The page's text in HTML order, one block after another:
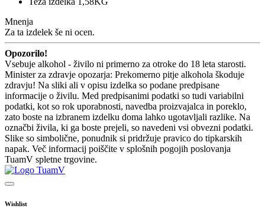
Mnenja
Za ta izdelek še ni ocen.
Opozorilo!
Vsebuje alkohol - živilo ni primerno za otroke do 18 leta starosti.
Minister za zdravje opozarja: Prekomerno pitje alkohola škoduje
zdravju! Na sliki ali v opisu izdelka so podane predpisane
informacije o živilu. Med predpisanimi podatki so tudi variabilni
podatki, kot so rok uporabnosti, navedba proizvajalca in poreklo,
zato boste na izbranem izdelku doma lahko ugotavljali razlike. Na
označbi živila, ki ga boste prejeli, so navedeni vsi obvezni podatki.
Slike so simbolične, ponudnik si pridržuje pravico do tipkarskih
napak. Več informacij poiščite v splošnih pogojih poslovanja
TuamV spletne trgovine.
Wishlist